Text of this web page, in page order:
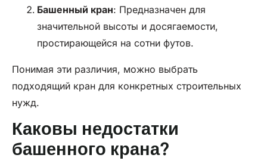
Башенный кран: Предназначен для
значительной высоты и досягаемости,
простирающейся на сотни футов.
Понимая эти различия, можно выбрать
подходящий кран для конкретных строительных
нужд.
Каковы недостатки
башенного крана?